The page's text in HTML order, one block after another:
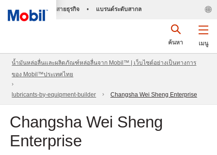
สายธุรกิจ • แบรนด์ระดับสากล
เมนู
ค้นหา
น้ำมันหล่อลื่นและผลิตภัณฑ์หล่อลื่นจาก Mobil™ | เว็บไซต์อย่างเป็นทางการ
ของ Mobil™ประเทศไทย
lubricants-by-equipment-builder Changsha Wei Sheng Enterprise
Changsha Wei Sheng
Enterprise